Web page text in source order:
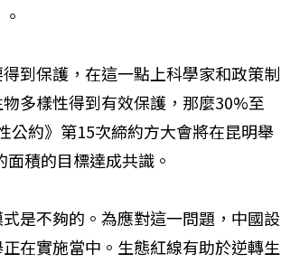
到保護，在這一點上科學家和政​​策制
多樣性得到有效保護，那麼30%至
公約》第15次締約方大會將在昆明舉
積的目標達成共識。
是不夠的。為應對這一問題，中國設
在實施當中。生態紅線有助於逆轉生